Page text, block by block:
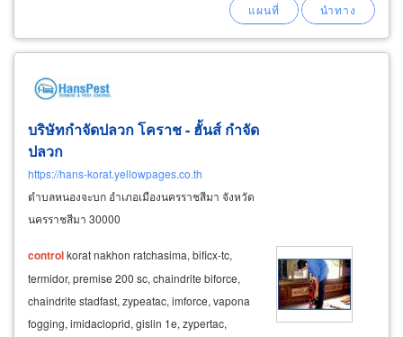
บริษัทกำจัดปลวก โคราช - ฮั้นส์ กำจัด
ปลวก
https://hans-korat.yellowpages.co.th
ตำบลหนองจะบก อำเภอเมืองนครราชสีมา จังหวัด
นครราชสีมา 30000
controlkorat nakhon ratchasima, bificx-tc,
termidor, premise 200 sc, chaindrite biforce,
chaindrite stadfast, zypeatac, imforce, vapona
fogging, imidacloprid, gislin 1e, zypertac,